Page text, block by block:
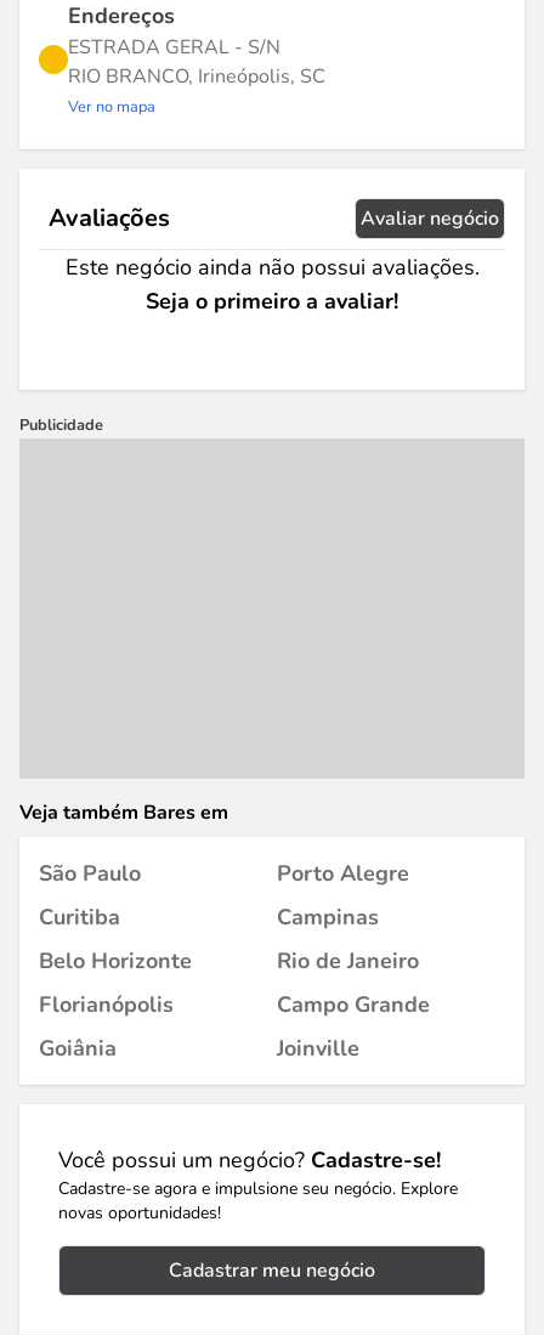
Endereços
ESTRADA GERAL - S/N
RIO BRANCO, Irineópolis, SC
Ver no mapa
Avaliações Avaliar negócio
Este negócio ainda não possui avaliações.
Seja o primeiro a avaliar!
Publicidade
Veja também Bares em
São Paulo
Porto Alegre
Curitiba
Campinas
Belo Horizonte
Rio de Janeiro
Florianópolis
Campo Grande
Goiânia
Joinville
Você possui um negócio? Cadastre-se!
Cadastre-se agora e impulsione seu negócio. Explore
novas oportunidades!
Cadastrar meu negócio